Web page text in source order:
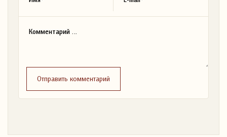
Отправить комментарий